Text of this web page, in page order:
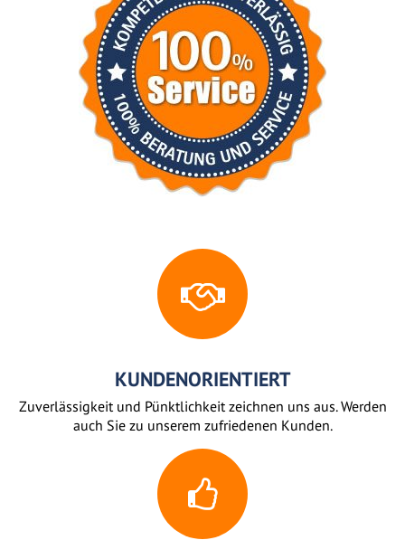
KUNDENORIENTIERT
Zuverlässigkeit und Pünktlichkeit zeichnen uns aus. Werden
auch Sie zu unserem zufriedenen Kunden.